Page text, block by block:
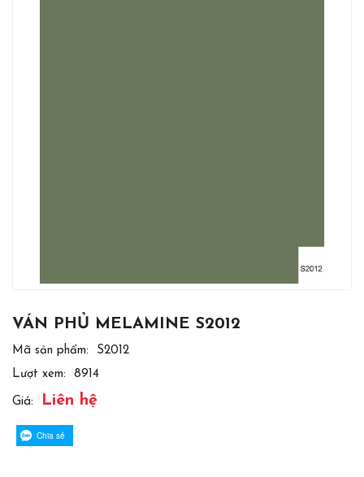
VÁN PHỦ MELAMINE S2012
Mã sản phẩm:
S2012
Lượt xem:
8914
Giá: Liên hệ
Chia sẻ